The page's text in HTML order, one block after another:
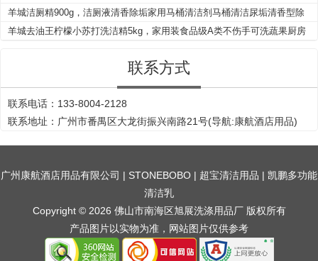
羊城洁厕精900g，洁厕液清香除垢家用马桶清洁剂马桶清洁尿垢清香型除
臭强力
羊城去油王柠檬小苏打洗洁精5kg，家用装食品级A类不伤手可洗蔬果厨房
联系方式
联系电话：133-8004-2128
联系地址：广州市番禺区大龙街振兴南路21号(导航:康航酒店用品)
广州康航酒店用品有限公司 | STONEBOBO | 超宝清洁用品 | 凯鹏多功能
清洁乳
Copyright © 2026 佛山市南海区旭展洗涤用品厂 版权所有
产品图片以实物为准，网站图片仅供参考